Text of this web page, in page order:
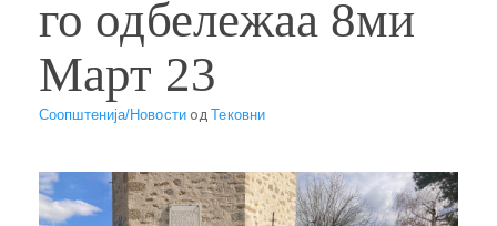
го одбележаа 8ми
Март 23
Соопштенија/НовостиодТековни